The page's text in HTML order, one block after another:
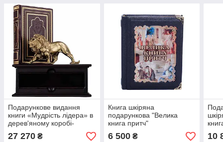
Подарункове видання
книги «Мудрість лідера» в
дерев'яному коробі-
футлярі з фігурою лева
27 270 ₴
Книга шкіряна
подарункова "Велика
книга притч"
6 500₴ 10